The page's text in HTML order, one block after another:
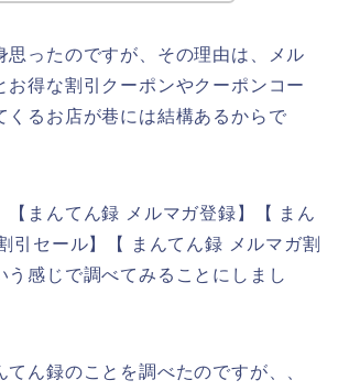
思ったのですが、その理由は、メル
お得な割引クーポンやクーポンコー
くるお店が巷には結構あるからで
【まんてん録 メルマガ登録】【 まん
引セール】【 まんてん録 メルマガ割
う感じで調べてみることにしまし
てん録のことを調べたのですが、、